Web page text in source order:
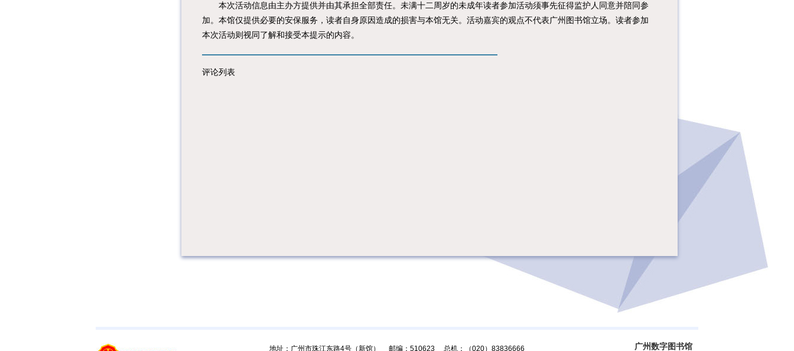
本次活动信息由主办方提供并由其承担全部责任。未满十二周岁的未成年读者参加活动须事先征得监护人同意并陪同参
加。本馆仅提供必要的安保服务，读者自身原因造成的损害与本馆无关。活动嘉宾的观点不代表广州图书馆立场。读者参加
本次活动则视同了解和接受本提示的内容。
评论列表
地址：广州市珠江东路4号（新馆） 邮编：510623 总机：（020）83836666 广州数字图书馆